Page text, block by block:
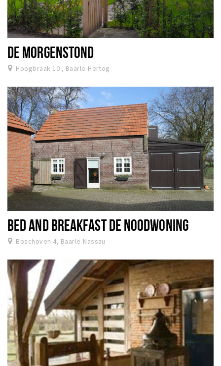
DE MORGENSTOND
Hoogbraak 10 , Baarle-Hertog
BED AND BREAKFAST DE NOODWONING
Boschoven 4, Baarle-Nassau